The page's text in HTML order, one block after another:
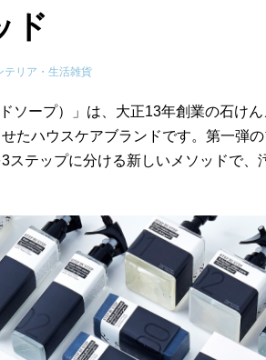
ド
テリア・生活雑貨
ソープ）」は、大正13年創業の石け
たハウスケアブランドです。第一弾
ステップに分ける新しいメソッドで、